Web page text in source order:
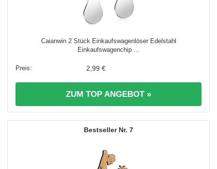
Caianwin 2 Stück Einkaufswagenlöser Edelstahl
Einkaufswagenchip ...
2,99 €
ZUM TOP ANGEBOT »
7